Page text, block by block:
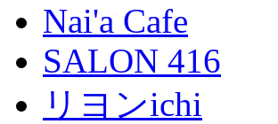
Nai'a Cafe
SALON 416
リヨンichi